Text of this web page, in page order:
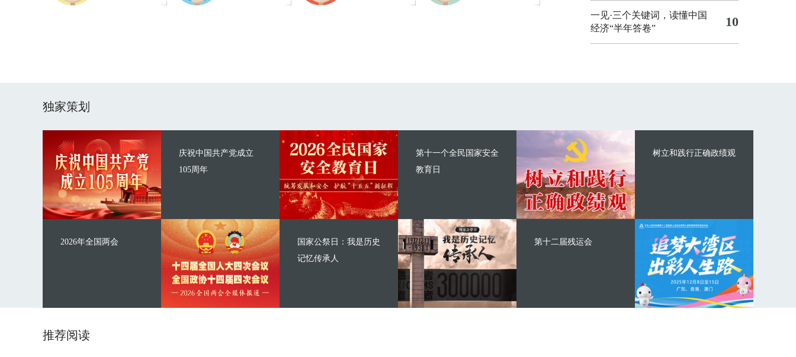
一见·三个关键词，读懂中国
经济“半年答卷”
10
独家策划
庆祝中国共产党成立
105周年
2026年全国两会
第十一个全民国家安全
教育日
国家公祭日：我是历史
记忆传承人
树立和践行正确政绩观
第十二届残运会
推荐阅读